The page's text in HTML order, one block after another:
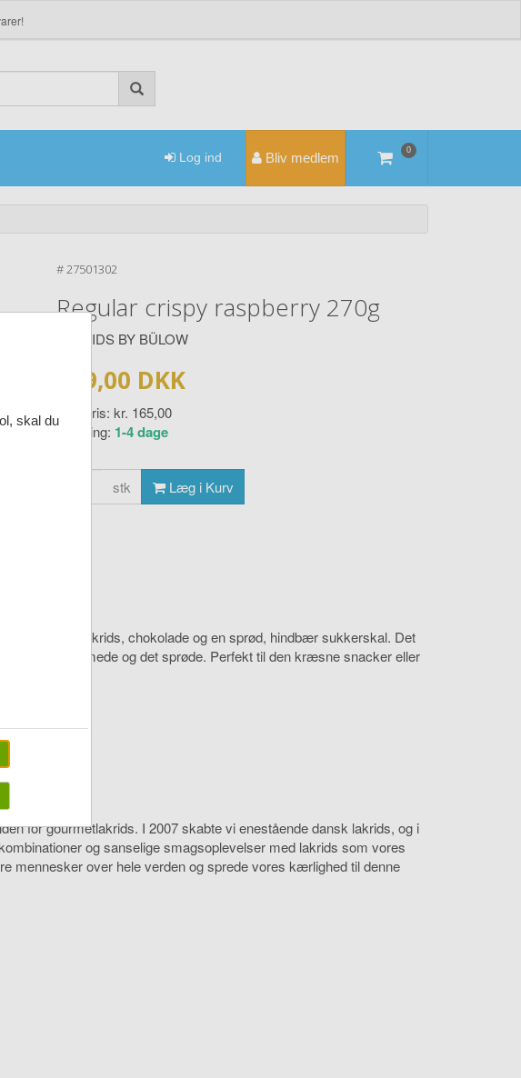
0
Bliv medlem
Log ind
# 27501302
Regular crispy raspberry 270g
LAKRIDS BY BÜLOW
139,00 DKK
Vejl. pris: kr. 165,00
Levering: 1-4 dage
stk Læg i Kurv
af blød lakrids, chokolade og en sprød, hindbær sukkerskal. Det
det cremede og det sprøde. Perfekt til den kræsne snacker eller
for gourmetlakrids. I 2007 skabte vi enestående dansk lakrids, og i
og sanselige smagsoplevelser med lakrids som vores
mennesker over hele verden og sprede vores kærlighed til denne
skal du